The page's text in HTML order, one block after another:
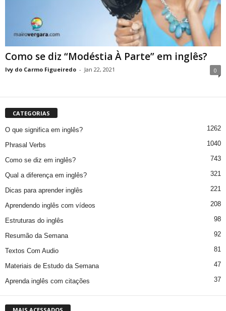
Como se diz “Modéstia À Parte” em inglês?
Ivy do Carmo Figueiredo - Jan 22, 2021 0
CATEGORIAS
O que significa em inglês? 1262
Phrasal Verbs 1040
Como se diz em inglês? 743
Qual a diferença em inglês? 321
Dicas para aprender inglês 221
Aprendendo inglês com vídeos 208
Estruturas do inglês 98
Resumão da Semana 92
Textos Com Audio 81
Materiais de Estudo da Semana 47
Aprenda inglês com citações 37